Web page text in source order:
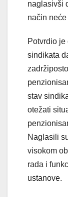
naglasivši
način
Potvrdio
sindikata
stav
otežati
Naglasili
visokom
rada i
ustanove.